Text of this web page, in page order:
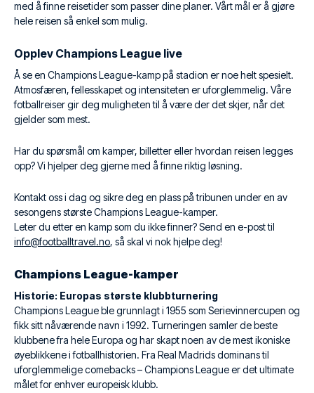
med å finne reisetider som passer dine planer. Vårt mål er å gjøre
hele reisen så enkel som mulig.
Opplev Champions League live
Å se en Champions League-kamp på stadion er noe helt spesielt.
Atmosfæren, fellesskapet og intensiteten er uforglemmelig. Våre
fotballreiser gir deg muligheten til å være der det skjer, når det
gjelder som mest.
Har du spørsmål om kamper, billetter eller hvordan reisen legges
opp? Vi hjelper deg gjerne med å finne riktig løsning.
Kontakt oss i dag og sikre deg en plass på tribunen under en av
sesongens største Champions League-kamper.
Leter du etter en kamp som du ikke finner? Send en e-post til
info@footballtravel.no, så skal vi nok hjelpe deg!
Champions League-kamper
Historie: Europas største klubbturnering
Champions League ble grunnlagt i 1955 som Serievinnercupen og
fikk sitt nåværende navn i 1992. Turneringen samler de beste
klubbene fra hele Europa og har skapt noen av de mest ikoniske
øyeblikkene i fotballhistorien. Fra Real Madrids dominans til
uforglemmelige comebacks – Champions League er det ultimate
målet for enhver europeisk klubb.